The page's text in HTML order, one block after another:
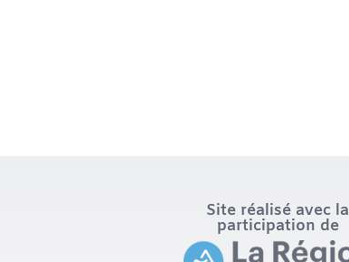
Site réalisé avec la
participation de